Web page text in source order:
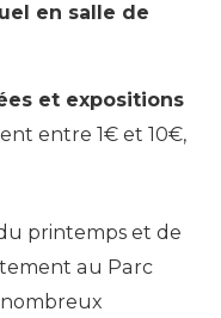
en salle de
et expositions
entre 1€ et 10€,
printemps et de
au Parc
nombreux